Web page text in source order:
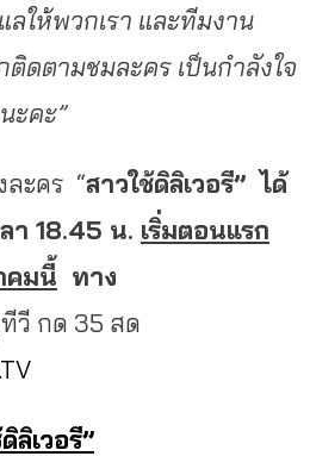
ลให้พวกเรา และทีมงาน
ดตามชมละคร เป็นกำลังใจ
ะคะ”
ะคร “สาวใช้ดิลิเวอรี” ได้
า 18.45 น. เริ่มตอนแรก
คมนี้ ทาง
วี กด 35 สด
ลิเวอรี”